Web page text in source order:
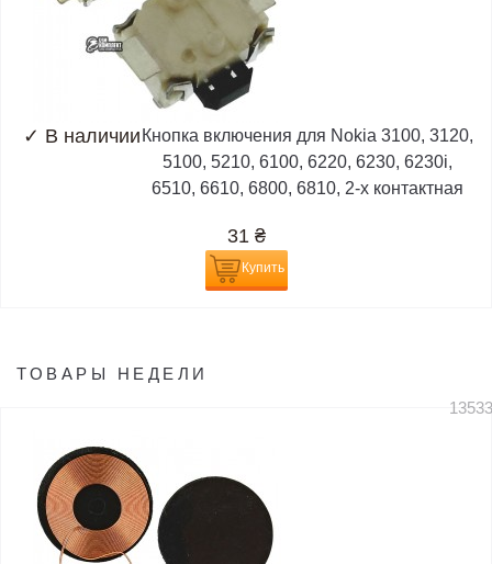
✓ В наличии Кнопка включения для Nokia 3100, 3120,
5100, 5210, 6100, 6220, 6230, 6230i,
6510, 6610, 6800, 6810, 2-х контактная
31 ₴
Купить
ТОВАРЫ НЕДЕЛИ